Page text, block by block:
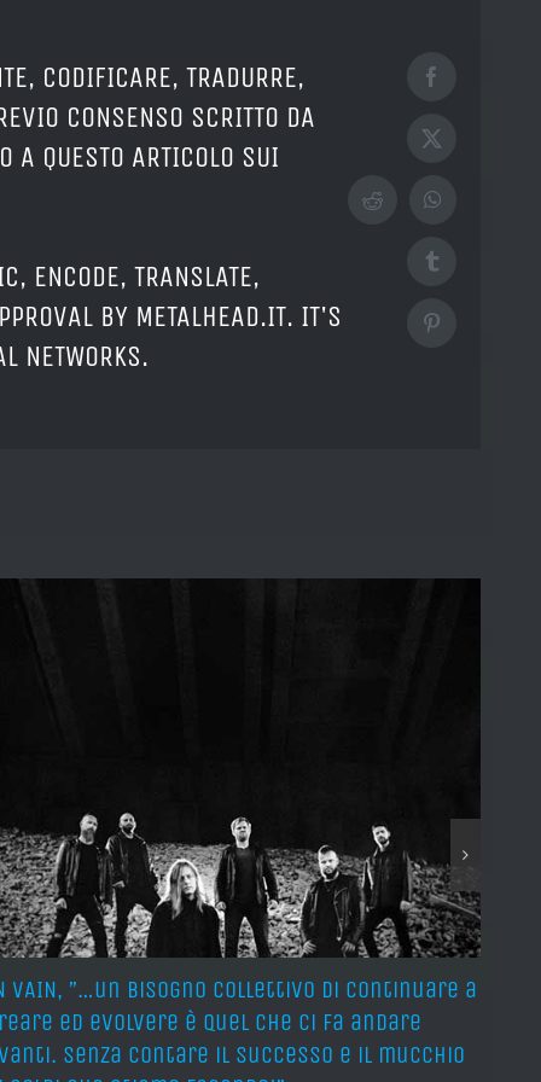
CODIFICARE, TRADURRE,
CONSENSO SCRITTO DA
A QUESTO ARTICOLO SUI
ENCODE, TRANSLATE,
BY METALHEAD.IT. IT'S
NETWORKS.
Facebook
X
RedditWhatsApp
Tumblr
Pinterest
VAIN, ”…un bisogno collettivo di continuare a
ed evolvere è quel che ci fa andare
Senza contare il successo e il mucchio